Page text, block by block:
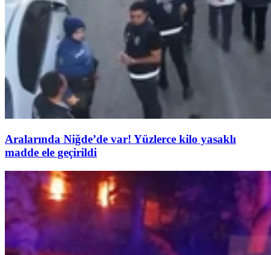
Aralarında Niğde’de var! Yüzlerce kilo yasaklı
madde ele geçirildi